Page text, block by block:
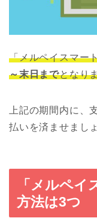
「メルペイスマー
～末日までとなり
上記の期間内に、
払いを済ませまし
「メルペイ
方法は3つ